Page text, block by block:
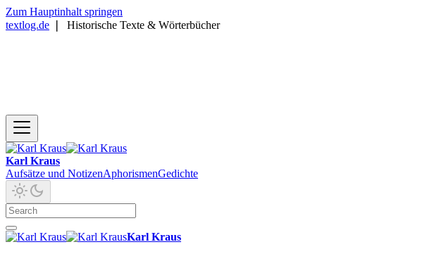
Zum Hauptinhalt springen
textlog.de
Historische Texte & Wörterbücher
Karl Kraus
Aufsätze und NotizenAphorismenGedichte
Karl Kraus